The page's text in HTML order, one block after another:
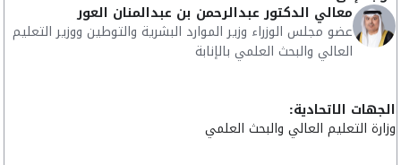
معالي الدكتور عبدالرحمن بن عبدالمنان العور
عضو مجلس الوزراء وزير الموارد البشرية والتوطين ووزير التعليم
العالي والبحث العلمي بالإنابة
الجهات الاتحادية:
وزارة التعليم العالي والبحث العلمي